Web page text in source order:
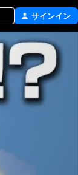
サインイン